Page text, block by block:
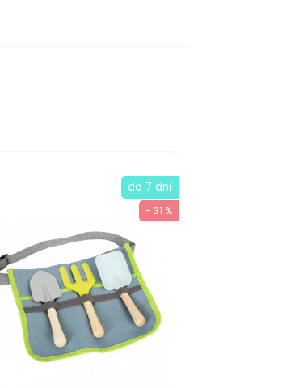
do 7 dní
- 31 %